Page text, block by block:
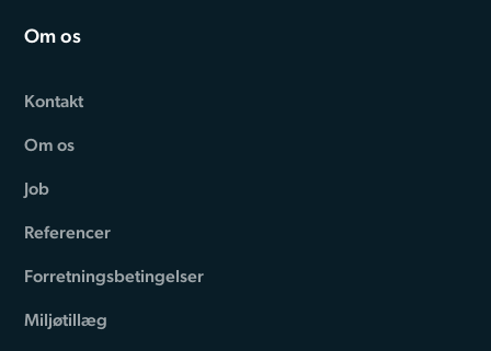
Om os
Kontakt
Om os
Job
Referencer
Forretningsbetingelser
Miljøtillæg